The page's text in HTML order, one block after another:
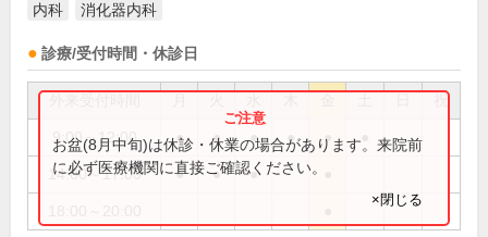
内科 消化器内科
診療/受付時間・休診日
祝
9:00～12:00 ● ● ● ● ●
14:00～17:00 ● ● ●
お盆(8月中旬)は休診・休業の場合があります。来院前
に必ず医療機関に直接ご確認ください。
×閉じる